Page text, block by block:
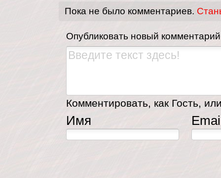
Пока не было комментариев.
Опубликовать новый комментарий
Комментировать, как Гость,
Имя